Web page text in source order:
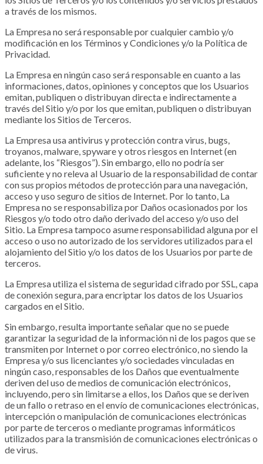
a través de los mismos.
La Empresa no será responsable por cualquier cambio y/o
modificación en los Términos y Condiciones y/o la Política de
Privacidad.
La Empresa en ningún caso será responsable en cuanto a las
informaciones, datos, opiniones y conceptos que los Usuarios
emitan, publiquen o distribuyan directa e indirectamente a
través del Sitio y/o por los que emitan, publiquen o distribuyan
mediante los Sitios de Terceros.
La Empresa usa antivirus y protección contra virus, bugs,
troyanos, malware, spyware y otros riesgos en Internet (en
adelante, los “Riesgos”). Sin embargo, ello no podría ser
suficiente y no releva al Usuario de la responsabilidad de contar
con sus propios métodos de protección para una navegación,
acceso y uso seguro de sitios de Internet. Por lo tanto, La
Empresa no se responsabiliza por Daños ocasionados por los
Riesgos y/o todo otro daño derivado del acceso y/o uso del
Sitio. La Empresa tampoco asume responsabilidad alguna por el
acceso o uso no autorizado de los servidores utilizados para el
alojamiento del Sitio y/o los datos de los Usuarios por parte de
terceros.
La Empresa utiliza el sistema de seguridad cifrado por SSL, capa
de conexión segura, para encriptar los datos de los Usuarios
cargados en el Sitio.
Sin embargo, resulta importante señalar que no se puede
garantizar la seguridad de la información ni de los pagos que se
transmiten por Internet o por correo electrónico, no siendo la
Empresa y/o sus licenciantes y/o sociedades vinculadas en
ningún caso, responsables de los Daños que eventualmente
deriven del uso de medios de comunicación electrónicos,
incluyendo, pero sin limitarse a ellos, los Daños que se deriven
de un fallo o retraso en el envío de comunicaciones electrónicas,
intercepción o manipulación de comunicaciones electrónicas
por parte de terceros o mediante programas informáticos
utilizados para la transmisión de comunicaciones electrónicas o
de virus.